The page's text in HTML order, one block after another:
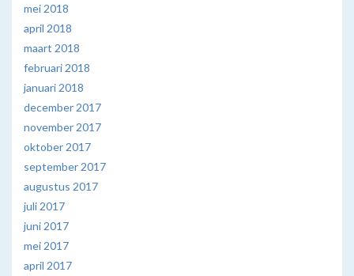
mei 2018
april 2018
maart 2018
februari 2018
januari 2018
december 2017
november 2017
oktober 2017
september 2017
augustus 2017
juli 2017
juni 2017
mei 2017
april 2017